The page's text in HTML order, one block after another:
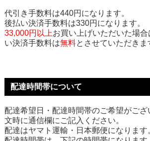
代引き手数料は440円になります。
後払い決済手数料は330円になります。
33,000円以上お買い上げいただいた場
い決済手数料は無料とさせていただきま
配達時間帯について
配達希望日・配達時間帯のご希望がご
文時に通信欄にご記入ください。
配達はヤマト運輸・日本郵便になります